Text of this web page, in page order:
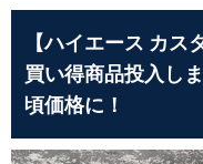
【ハイエース カ
買い得商品投入し
頃価格に！